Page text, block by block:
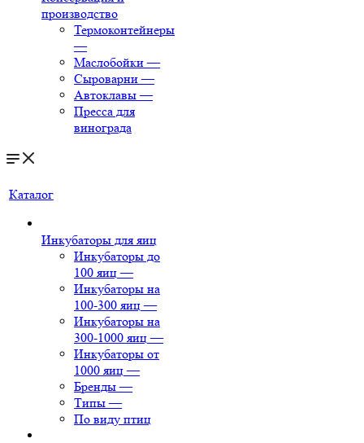
производство
Термоконтейнеры
—
Маслобойки —
Сыроварни —
Автоклавы —
Пресса для
винограда
Каталог
Инкубаторы для яиц
Инкубаторы до
100 яиц —
Инкубаторы на
100-300 яиц —
Инкубаторы на
300-1000 яиц —
Инкубаторы от
1000 яиц —
Бренды —
Типы —
По виду птиц